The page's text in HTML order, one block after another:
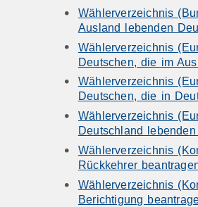
Wählerverzeichnis
Ausland lebenden
Wählerverzeichnis
Deutschen, die im
Wählerverzeichnis
Deutschen, die in
Wählerverzeichnis
Deutschland
Wählerverzeichnis
Rückkehrer
Wählerverzeichnis
Berichtigung